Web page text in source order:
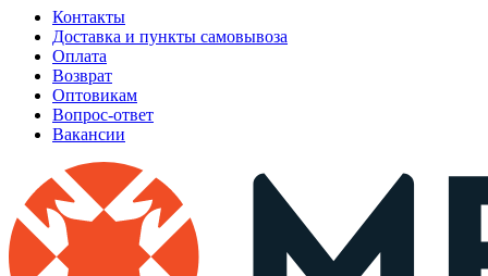
Контакты
Доставка и пункты самовывоза
Оплата
Возврат
Оптовикам
Вопрос-ответ
Вакансии